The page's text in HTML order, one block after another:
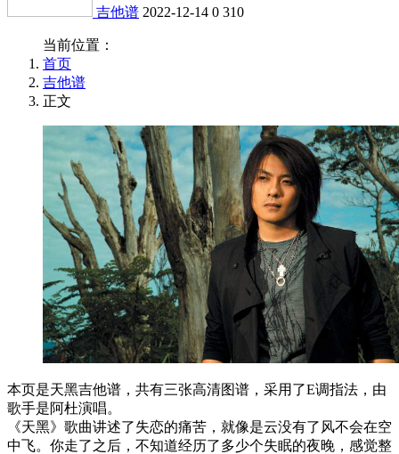
吉他谱 2022-12-14 0 310
当前位置：
首页
吉他谱
正文
本页是天黑吉他谱，共有三张高清图谱，采用了E调指法，由
歌手是阿杜演唱。
《天黑》歌曲讲述了失恋的痛苦，就像是云没有了风不会在空
中飞。你走了之后，不知道经历了多少个失眠的夜晚，感觉整